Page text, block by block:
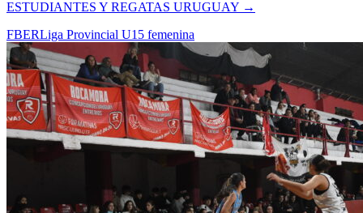
ESTUDIANTES Y REGATAS URUGUAY →
FBERLiga Provincial U15 femenina